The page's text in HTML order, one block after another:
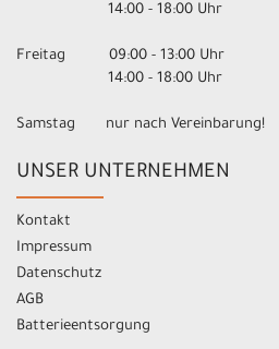
14:00 - 18:00 Uhr
Freitag 09:00 - 13:00 Uhr
14:00 - 18:00 Uhr
Samstag nur nach Vereinbarung!
UNSER UNTERNEHMEN
Kontakt
Impressum
Datenschutz
AGB
Batterieentsorgung